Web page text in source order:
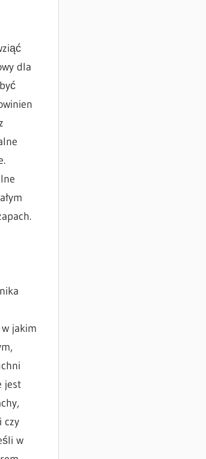
dla
jakim
jest
czy
w